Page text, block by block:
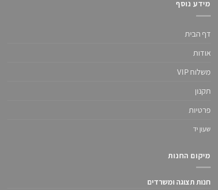
מידע נוסף
דף הבית
אודות
משלוח VIP
תקנון
פרטיות
שעון יד
מיקום החנות
חנות תצוגה ומשרדים